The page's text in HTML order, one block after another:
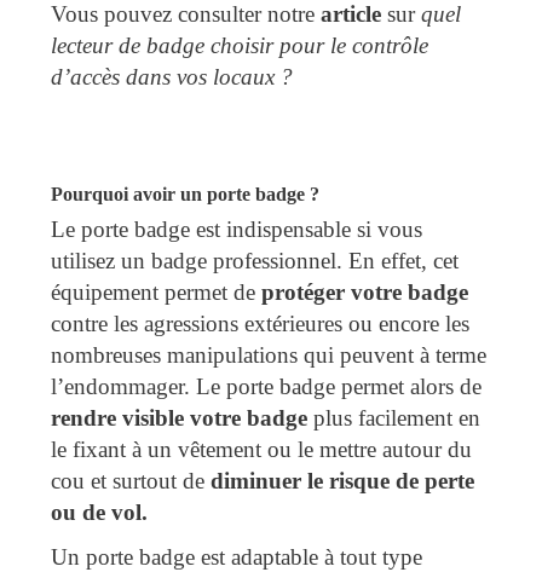
Vous pouvez consulter notre article surquel
lecteur de badge choisir pour le contrôle
d’accès dans vos locaux ?
Pourquoi avoir un porte badge ?
Le porte badge est indispensable si vous
utilisez un badge professionnel. En effet, cet
équipement permet de protéger votre badge
contre les agressions extérieures ou encore les
nombreuses manipulations qui peuvent à terme
l’endommager. Le porte badge permet alors de
rendre visible votre badge plus facilement en
le fixant à un vêtement ou le mettre autour du
cou et surtout de diminuer le risque de perte
ou de vol.
Un porte badge est adaptable à tout type